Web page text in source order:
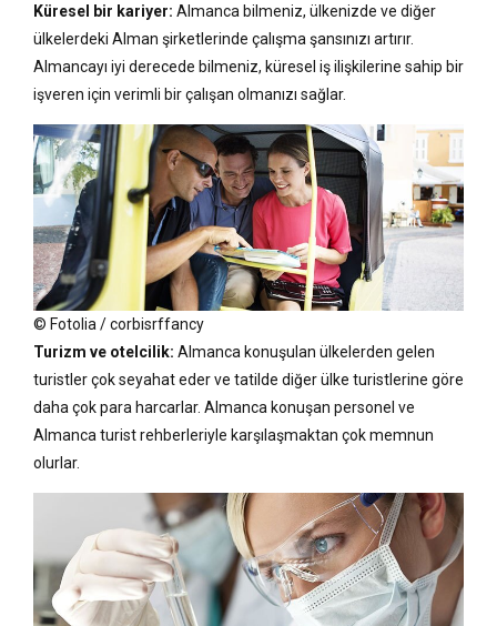
Küresel bir kariyer: Almanca bilmeniz, ülkenizde ve diğer
ülkelerdeki Alman şirketlerinde çalışma şansınızı artırır.
Almancayı iyi derecede bilmeniz, küresel iş ilişkilerine sahip bir
işveren için verimli bir çalışan olmanızı sağlar.
© Fotolia / corbisrffancy
Turizm ve otelcilik: Almanca konuşulan ülkelerden gelen
turistler çok seyahat eder ve tatilde diğer ülke turistlerine göre
daha çok para harcarlar. Almanca konuşan personel ve
Almanca turist rehberleriyle karşılaşmaktan çok memnun
olurlar.